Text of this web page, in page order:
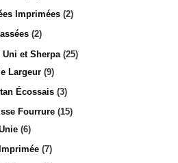
Imprimées 2
2
et Sherpa 25
Largeur 9
Écossais 3
Fourrure 15
6
7